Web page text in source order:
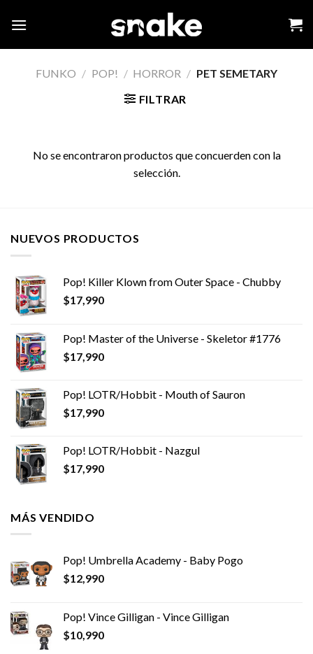
FUNKO / POP! / HORROR / PET SEMETARY
FILTRAR
No se encontraron productos que concuerden con la
selección.
NUEVOS PRODUCTOS
Pop! Killer Klown from Outer Space - Chubby
$17,990
Pop! Master of the Universe - Skeletor #1776
$17,990
Pop! LOTR/Hobbit - Mouth of Sauron
$17,990
Pop! LOTR/Hobbit - Nazgul
$17,990
MÁS VENDIDO
Pop! Umbrella Academy - Baby Pogo
$12,990
Pop! Vince Gilligan - Vince Gilligan
$10,990